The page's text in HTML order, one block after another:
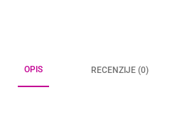
OPIS RECENZIJE (0)